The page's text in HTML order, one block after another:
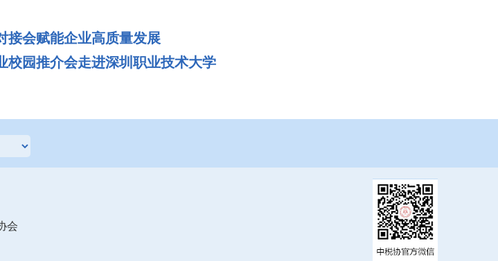
会赋能企业高质量发展
园推介会走进深圳职业技术大学
会